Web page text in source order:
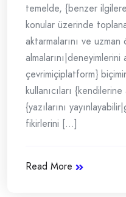
temelde, {benzer
konular üzerinde
aktarmalarını ve uzman
çevrimiçiplatform}
kullanıcıları
{yazılarını
fikirlerini [...]
Read More